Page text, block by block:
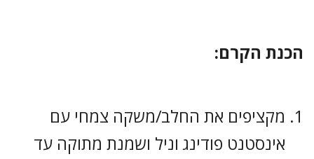
הכנת הקרם:
מקציפים את החלב/משקה צמחי עם
אינסטנט פודינג וניל ושמנת מתוקה עד